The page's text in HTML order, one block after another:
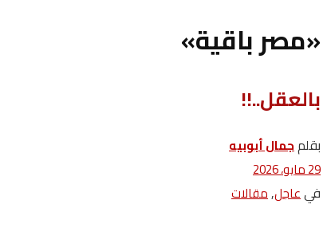
«مصر باقية»
بالعقل..!!
بقلمجمال أبوبيه
29 مايو، 2026
فيعاجل,مقالات